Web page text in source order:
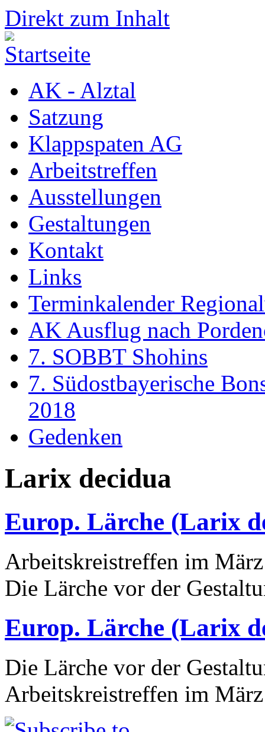
Direkt zum Inhalt
AK - Alztal
Satzung
Klappspaten AG
Arbeitstreffen
Ausstellungen
Gestaltungen
Kontakt
Links
Terminkalender
AK Ausflug nach
7. SOBBT Shohins
7. Südostbayerische
2018
Gedenken
Larix decidua
Europ. Lärche (Larix
Arbeitskreistreffen im
Die Lärche vor der
Europ. Lärche (Larix
Die Lärche vor der
Arbeitskreistreffen im